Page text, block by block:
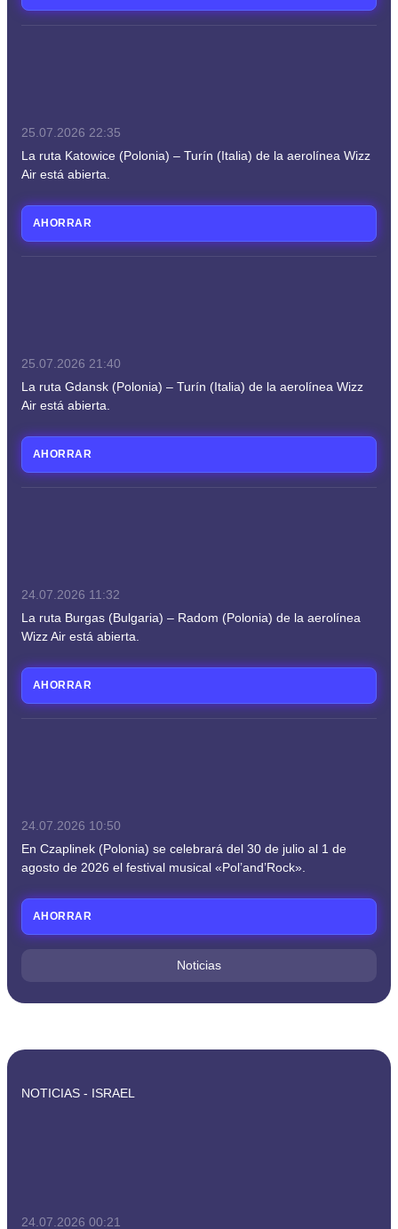
25.07.2026 22:35
La ruta Katowice (Polonia) – Turín (Italia) de la aerolínea Wizz
Air está abierta.
AHORRAR
25.07.2026 21:40
La ruta Gdansk (Polonia) – Turín (Italia) de la aerolínea Wizz
Air está abierta.
AHORRAR
24.07.2026 11:32
La ruta Burgas (Bulgaria) – Radom (Polonia) de la aerolínea
Wizz Air está abierta.
AHORRAR
24.07.2026 10:50
En Czaplinek (Polonia) se celebrará del 30 de julio al 1 de
agosto de 2026 el festival musical «Pol’and’Rock».
AHORRAR
Noticias
NOTICIAS - ISRAEL
24.07.2026 00:21